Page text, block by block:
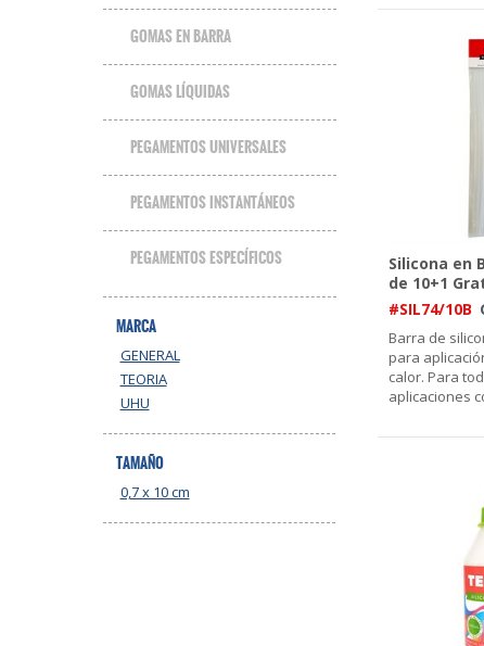
GOMAS EN BARRA
GOMAS LÍQUIDAS
PEGAMENTOS UNIVERSALES
PEGAMENTOS INSTANTÁNEOS
PEGAMENTOS ESPECÍFICOS
MARCA
GENERAL
TEORIA
UHU
TAMAÑO
0,7 x 10 cm
Silicona en
de 10+1
#SIL74/10B
Barra de
para
calor. Para
aplicaciones